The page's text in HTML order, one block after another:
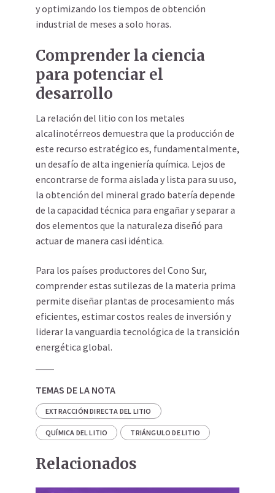
y optimizando los tiempos de obtención
industrial de meses a solo horas.
Comprender la ciencia
para potenciar el
desarrollo
La relación del litio con los metales
alcalinotérreos demuestra que la producción de
este recurso estratégico es, fundamentalmente,
un desafío de alta ingeniería química. Lejos de
encontrarse de forma aislada y lista para su uso,
la obtención del mineral grado batería depende
de la capacidad técnica para engañar y separar a
dos elementos que la naturaleza diseñó para
actuar de manera casi idéntica.
Para los países productores del Cono Sur,
comprender estas sutilezas de la materia prima
permite diseñar plantas de procesamiento más
eficientes, estimar costos reales de inversión y
liderar la vanguardia tecnológica de la transición
energética global.
TEMAS DE LA NOTA
EXTRACCIÓN DIRECTA DEL LITIO
QUÍMICA DEL LITIO TRIÁNGULO DE LITIO
Relacionados